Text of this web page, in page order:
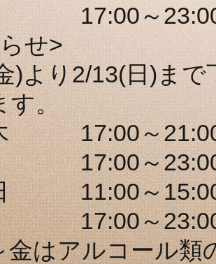
～
せ>
)より2/13(日)ま
す。
17:00～
～
11:00～
～
はアルコール類